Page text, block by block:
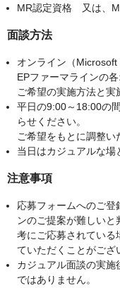
MR認定資格 又は、
面談方法
オンライン（Microsoft
EPファーマラインの
ご希望の実施方法と実
平日の9:00～18:00の
らせください。
ご希望をもとに調整い
当日はカジュアルな場
注意事項
応募フォームへのご登
ンのご提案が難しい
考にご応募されている
ていただくことがござ
カジュアル面談の実施
ではありません。